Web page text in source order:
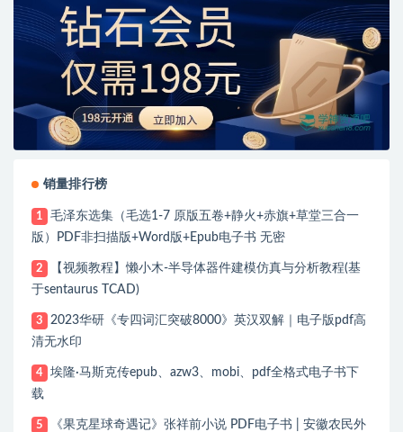
销量排行榜
1
毛泽东选集（毛选1-7 原版五卷+静火+赤旗+草堂三合一
版）PDF非扫描版+Word版+Epub电子书 无密
2
【视频教程】懒小木-半导体器件建模仿真与分析教程(基
于sentaurus TCAD)
3
2023华研《专四词汇突破8000》英汉双解｜电子版pdf高
清无水印
4
埃隆·马斯克传epub、azw3、mobi、pdf全格式电子书下
载
5
《果克星球奇遇记》张祥前小说 PDF电子书 | 安徽农民外